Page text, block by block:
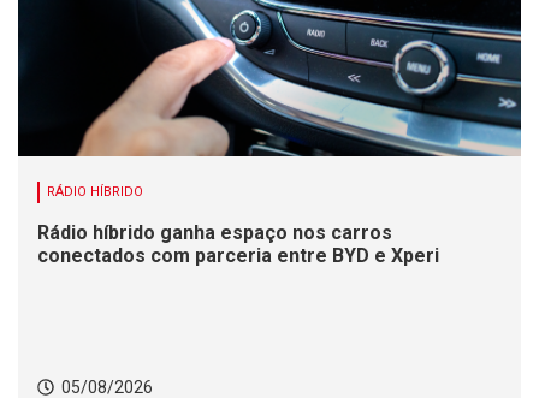
RÁDIO HÍBRIDO
Rádio híbrido ganha espaço nos carros
conectados com parceria entre BYD e Xperi
05/08/2026